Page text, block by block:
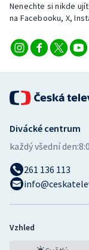
Nenechte si nikde
na Facebooku, X,
Divácké centrum
každý všední den:
261 136 113
Vzhled